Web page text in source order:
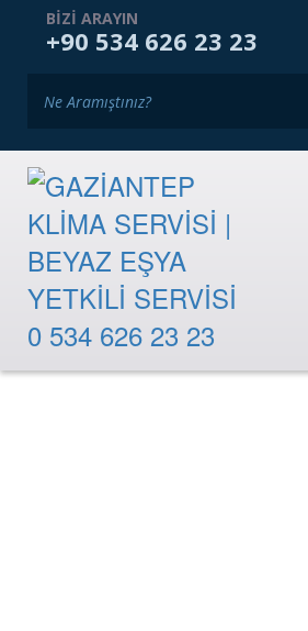
ANASAYFA
RANDEVU TALEBI
BIZI ARAYIN
+90 534 626 23 23